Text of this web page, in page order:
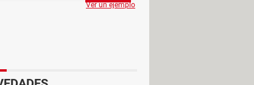
en su intento por invadir
Ver un ejemplo